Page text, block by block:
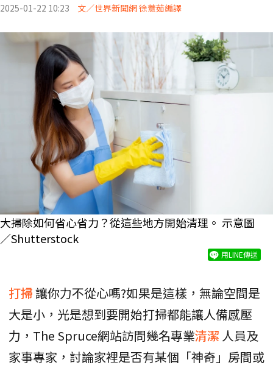
2025-01-22 10:23 文／世界新聞網 徐薏茹編譯
大掃除如何省心省力？從這些地方開始清理。 示意圖
／Shutterstock
用LINE傳送
打掃讓你力不從心嗎?如果是這樣，無論空間是
大是小，光是想到要開始打掃都能讓人備感壓
力，The Spruce網站訪問幾名專業清潔 人員及
家事專家，討論家裡是否有某個「神奇」房間或